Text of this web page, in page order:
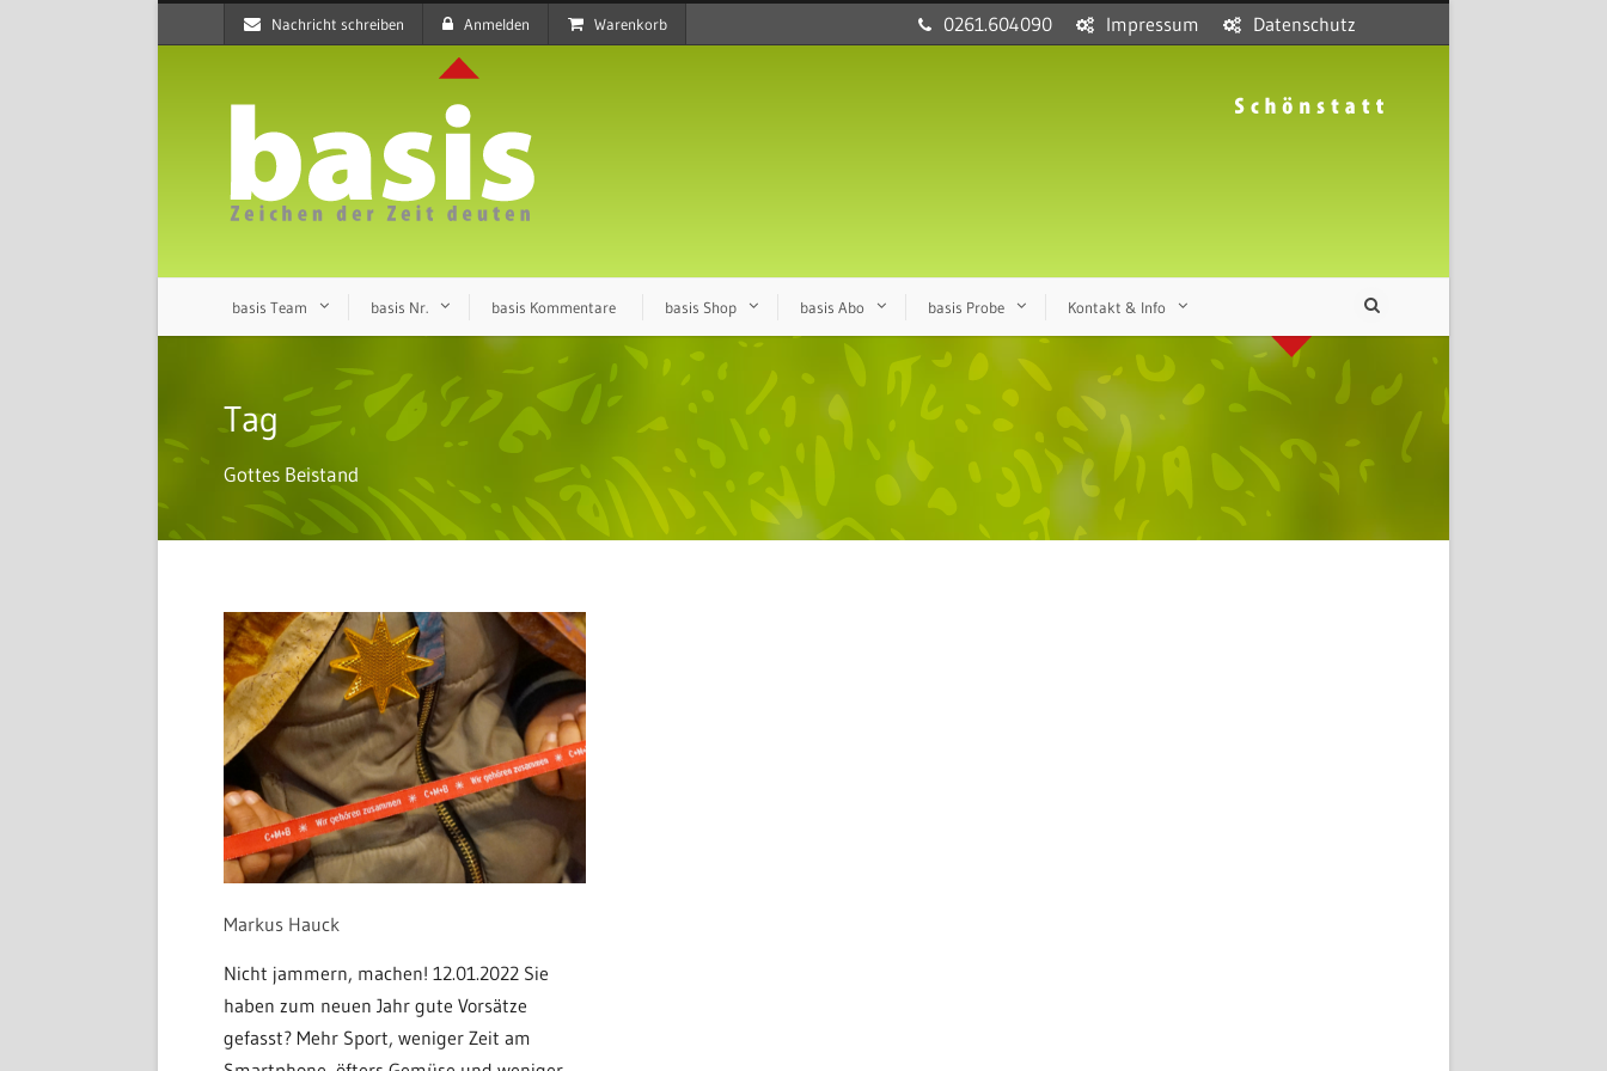
Nachricht schreiben Anmelden Warenkorb 0261.604090 Impressum Datenschutz
basis Team basis Nr. basis Kommentare basis Shop basis Abo basis Probe Kontakt & Info
Tag
Gottes Beistand
Markus Hauck
Nicht jammern, machen! 12.01.2022 Sie
haben zum neuen Jahr gute Vorsätze
gefasst? Mehr Sport, weniger Zeit am